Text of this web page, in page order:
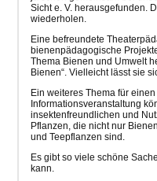
Sicht e. V. herausgefunden.
wiederholen.
Eine befreundete
bienenpädagogische
Thema Bienen und Umwelt
Bienen“. Vielleicht lässt sie
Ein weiteres Thema für
Informationsveranstaltung
insektenfreundlichen und
Pflanzen, die nicht nur
und Teepflanzen sind.
Es gibt so viele schöne
kann.